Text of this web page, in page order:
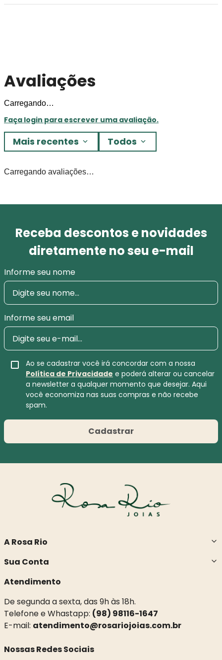
Avaliações
Carregando…
Faça login para escrever uma avaliação.
Mais recentes Todos
Carregando avaliações…
Receba descontos e novidades
diretamente no seu e-mail
Informe seu nome
Informe seu email
Ao se cadastrar você irá concordar com a nossa
Política de Privacidade e poderá alterar ou cancelar
a newsletter a qualquer momento que desejar. Aqui
você economiza nas suas compras e não recebe
spam.
Cadastrar
A Rosa Rio
Sua Conta
Atendimento
De segunda a sexta, das 9h às 18h.
Telefone e Whastapp: (98) 98116-1647
E-mail: atendimento@rosariojoias.com.br
Nossas Redes Sociais